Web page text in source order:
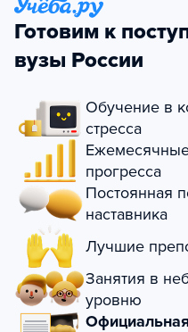
Готовим к
вузы России
Обучение в
стресса
прогресса
Постоянная
наставника
Лучшие
Занятия в
уровню